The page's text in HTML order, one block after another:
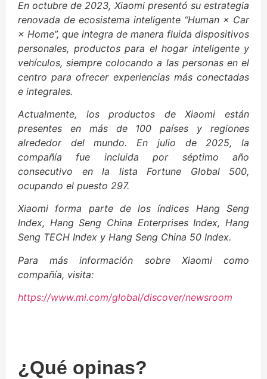
En octubre de 2023, Xiaomi presentó su estrategia
renovada de ecosistema inteligente “Human × Car
× Home”, que integra de manera fluida dispositivos
personales, productos para el hogar inteligente y
vehículos, siempre colocando a las personas en el
centro para ofrecer experiencias más conectadas
e integrales.
Actualmente, los productos de Xiaomi están
presentes en más de 100 países y regiones
alrededor del mundo. En julio de 2025, la
compañía fue incluida por séptimo año
consecutivo en la lista Fortune Global 500,
ocupando el puesto 297.
Xiaomi forma parte de los índices Hang Seng
Index, Hang Seng China Enterprises Index, Hang
Seng TECH Index y Hang Seng China 50 Index.
Para más información sobre Xiaomi como
compañía, visita:
https://www.mi.com/global/discover/newsroom
¿Qué opinas?